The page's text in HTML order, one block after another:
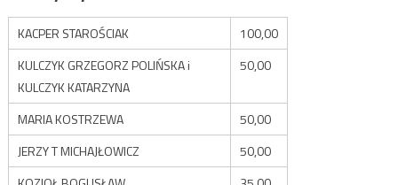
KACPER STAROŚCIAK
100,00
KULCZYK GRZEGORZ POLIŃSKA i
KULCZYK KATARZYNA
50,00
MARIA KOSTRZEWA
50,00
JERZY T MICHAJŁOWICZ
50,00